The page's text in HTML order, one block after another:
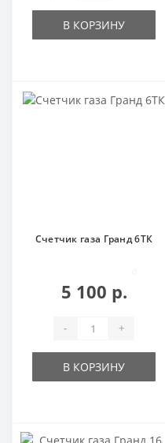
В КОРЗИНУ
Счетчик газа Гранд 6ТК
5 100 р.
- +
В КОРЗИНУ